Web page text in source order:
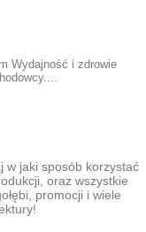
Wydajność i zdrowie
w jaki sposób korzystać
oraz wszystkie
promocji i wiele